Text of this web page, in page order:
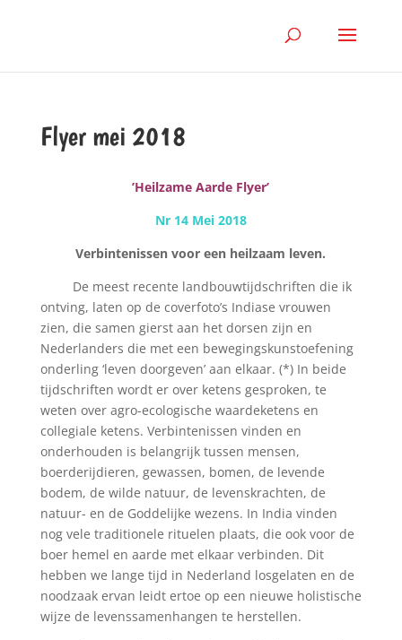
Flyer mei 2018
’Heilzame Aarde Flyer’
Nr 14 Mei 2018
Verbintenissen voor een heilzaam leven.
De meest recente landbouwtijdschriften die ik
ontving, laten op de coverfoto’s Indiase vrouwen
zien, die samen gierst aan het dorsen zijn en
Nederlanders die met een bewegingskunstoefening
onderling ‘leven doorgeven’ aan elkaar. (*) In beide
tijdschriften wordt er over ketens gesproken, te
weten over agro-ecologische waardeketens en
collegiale ketens. Verbintenissen vinden en
onderhouden is belangrijk tussen mensen,
boerderijdieren, gewassen, bomen, de levende
bodem, de wilde natuur, de levenskrachten, de
natuur- en de Goddelijke wezens. In India vinden
nog vele traditionele rituelen plaats, die ook voor de
boer hemel en aarde met elkaar verbinden. Dit
hebben we lange tijd in Nederland losgelaten en de
noodzaak ervan leidt ertoe op een nieuwe holistische
wijze de levenssamenhangen te herstellen.